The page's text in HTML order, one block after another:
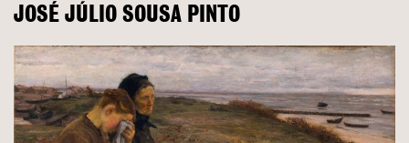
JOSÉ JÚLIO SOUSA PINTO